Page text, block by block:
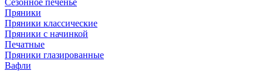
Сезонное печенье
Пряники
Пряники классические
Пряники с начинкой
Печатные
Пряники глазированные
Вафли